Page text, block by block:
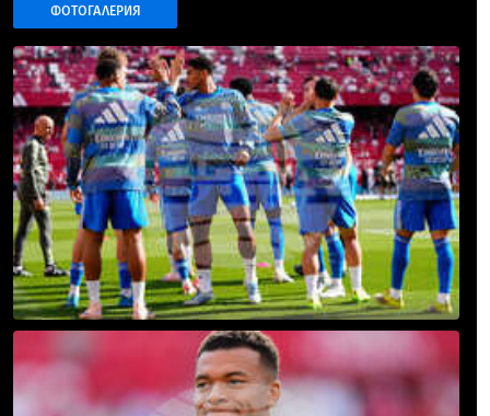
ФОТОГАЛЕРИЯ